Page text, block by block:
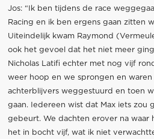
Jos: “Ik ben tijdens de race
Racing en ik ben ergens gaan zitten
Uiteindelijk kwam Raymond
ook het gevoel dat het niet meer ging
Nicholas Latifi echter met nog vijf
weer hoop en we sprongen en waren
achterblijvers weggestuurd en toen
gaan. Iedereen wist dat Max iets zou
gebeurt. We dachten erover na waar
het in bocht vijf, wat ik niet